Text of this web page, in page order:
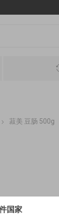
菽美 豆肠 500g
2027-07-21
国家